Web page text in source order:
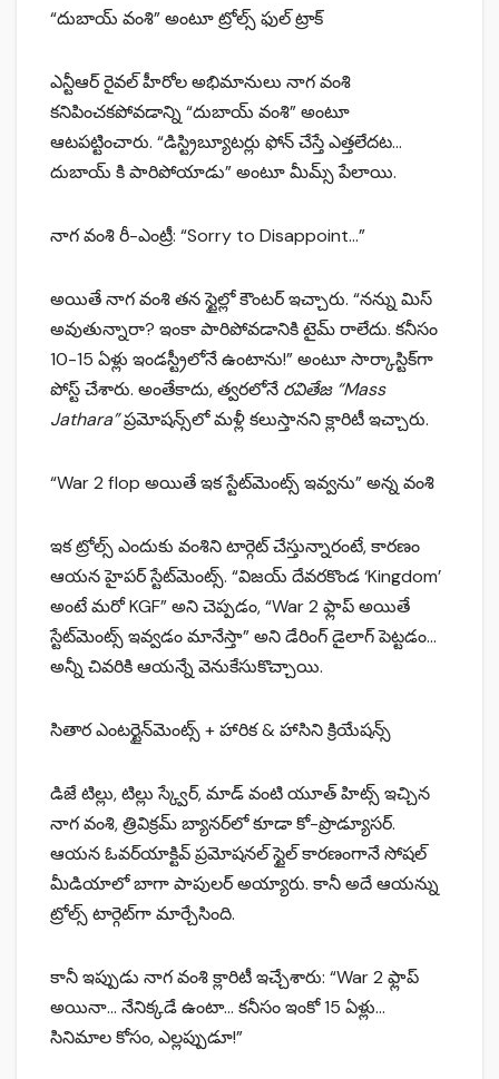
“దుబాయ్ వంశి” అంటూ ట్రోల్స్ ఫుల్ ట్రాక్
ఎన్టీఆర్ రైవల్ హీరోల అభిమానులు నాగ వంశి
కనిపించకపోవడాన్ని “దుబాయ్ వంశి” అంటూ
ఆటపట్టించారు. “డిస్ట్రిబ్యూటర్లు ఫోన్ చేస్తే ఎత్తలేదట…
దుబాయ్ కి పారిపోయాడు” అంటూ మీమ్స్ పేలాయి.
నాగ వంశి రీ-ఎంట్రీ: “Sorry to Disappoint…”
అయితే నాగ వంశి తన స్టైల్లో కౌంటర్ ఇచ్చారు. “నన్ను మిస్
అవుతున్నారా? ఇంకా పారిపోవడానికి టైమ్ రాలేదు. కనీసం
10-15 ఏళ్లు ఇండస్ట్రీలోనే ఉంటాను!” అంటూ సార్కాస్టిక్‌గా
పోస్ట్ చేశారు. అంతేకాదు, త్వరలోనే రవితేజ “Mass
Jathara”ప్రమోషన్స్‌లో మళ్లీ కలుస్తానని క్లారిటీ ఇచ్చారు.
“War 2 flop అయితే ఇక స్టేట్‌మెంట్స్ ఇవ్వను” అన్న వంశి
ఇక ట్రోల్స్ ఎందుకు వంశిని టార్గెట్ చేస్తున్నారంటే, కారణం
ఆయన హైపర్ స్టేట్‌మెంట్స్. “విజయ్ దేవరకొండ ‘Kingdom’
అంటే మరో KGF” అని చెప్పడం, “War 2 ఫ్లాప్ అయితే
స్టేట్‌మెంట్స్ ఇవ్వడం మానేస్తా” అని డేరింగ్ డైలాగ్ పెట్టడం…
అన్నీ చివరికి ఆయన్నే వెనుకేసుకొచ్చాయి.
సితార ఎంటర్టైన్‌మెంట్స్ + హారిక & హాసిని క్రియేషన్స్
డిజే టిల్లు, టిల్లు స్క్వేర్, మాడ్ వంటి యూత్ హిట్స్ ఇచ్చిన
నాగ వంశి, త్రివిక్రమ్ బ్యానర్‌లో కూడా కో-ప్రొడ్యూసర్.
ఆయన ఓవర్‌యాక్టివ్ ప్రమోషనల్ స్టైల్ కారణంగానే సోషల్
మీడియాలో బాగా పాపులర్ అయ్యారు. కానీ అదే ఆయన్ను
ట్రోల్స్ టార్గెట్‌గా మార్చేసింది.
కానీ ఇప్పుడు నాగ వంశి క్లారిటీ ఇచ్చేశారు: “War 2 ఫ్లాప్
అయినా… నేనిక్కడే ఉంటా… కనీసం ఇంకో 15 ఏళ్లు…
సినిమాల కోసం, ఎల్లప్పుడూ!”